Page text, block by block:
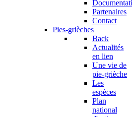
Partenaires
Contact
Pies-grièches
Back
Actualités
en lien
Une vie de
pie-grièche
Les
espèces
Plan
national